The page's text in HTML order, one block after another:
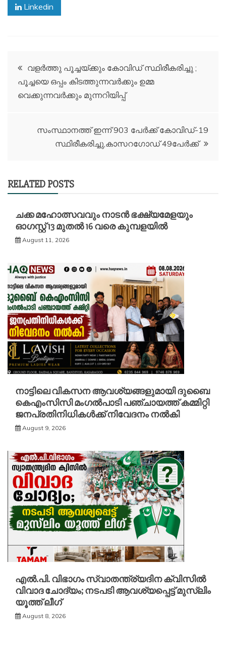
Linkedin
Post
navigation
വളർത്തു പൂച്ചയ്ക്കും കോവിഡ് സ്ഥിരീകരിച്ചു ;
പൂച്ചയെ ഒപ്പം കിടത്തുന്നവർക്കും ഉമ്മ
വെക്കുന്നവർക്കും മുന്നറിയിപ്പ്
സംസ്ഥാനത്ത് ഇന്ന് 903 പേര്‍ക്ക് കോവിഡ്-19
സ്ഥിരീകരിച്ചു,കാസറഗോഡ് 49പേർക്ക്
RELATED POSTS
ചക്ക മഹോത്സവവും നാടൻ ഭക്ഷ്യമേളയും
ഓഗസ്റ്റ് 13 മുതൽ 16 വരെ കുമ്പളയിൽ
August 11, 2026
നാട്ടിലെ വികസന ആവശ്യങ്ങളുമായി ദുബൈ
കെഎംസിസി മംഗൽപാടി പഞ്ചായത്ത് കമ്മിറ്റി
ജനപ്രതിനിധികൾക്ക് നിവേദനം നൽകി
August 9, 2026
എൽ.പി. വിഭാഗം സ്വാതന്ത്ര്യദിന ക്വിസിൽ
വിവാദ ചോദ്യം; നടപടി ആവശ്യപ്പെട്ട് മുസ്‌ലിം
യൂത്ത് ലീഗ്
August 8, 2026